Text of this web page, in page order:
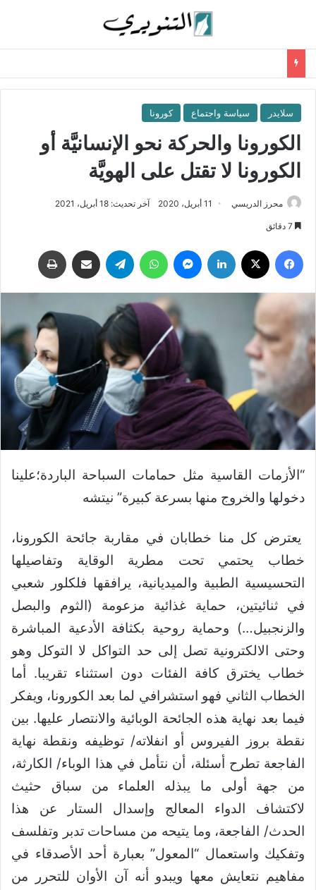
سلايدر سياسة واجتماع كورونا
الكورونا والحركة نحو الإنسانيَّة أو
الكورونا لا تقتل على الهويَّة
محرز الدريسي 11 أبريل، 2020 آخر تحديث: 18 أبريل، 2021
فيسبوك لينكدإن ماسنجر واتساب تيلقرام مشاركة عبر البريد
“الأزمات القاسية مثل حمامات السباحة الباردة؛علينا
دخولها والخروج منها بسرعة كبيرة” نيتشه
يعترض كل منا خطابان في مقاربة جائحة الكورونا،
خطاب يحتمي تحت مطرية الوقاية وتفاصيلها
التحسيسية الطبية والميديانية، يرافقها فلكلور شعبي
في ثنائيتين، حماية غذائية مزعومة (الثوم والبصل
والزنجبيل…) وحماية روحية بكثافة الأدعية المباشرة
وحتى الالكترونية تصل إلى حد التواكل لا التوكل وهو
خطاب يخترق كافة الفئات دون استثناء تقريبا. أما
الخطاب الثاني فهو استشرافي لما بعد الكورونا، ويفكر
فيما بعد نهاية هذه الجائحة الوبائية والانتصار عليها. بين
نقطة بروز الفيروس أو انفلاته/ توظيفه ونقطة نهاية
الفاجعة تطرح أسئلة، أن نتأمل في هذا الوباء/ الكارثة،
من جهة أولى ما يبذله العلماء من سباق حثيث
لاكتشاف الدواء المعالج وإسدال الستار عن هذا
الحدث/ الفاجعة، وما يتيحه من مساحات تدبر وتفلسف
وتفكيك واستعمال “المعول” بعبارة أحد الأصدقاء في
مفاهيم نتعايش معها ويبدو أنه آن الأوان للتحرر من